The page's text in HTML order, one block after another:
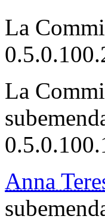
La
La
Anna